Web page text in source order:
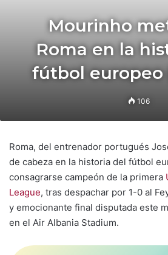
Mourinho
Roma en la
fútbol europeo
106
Roma, del entrenador portugués
de cabeza en la historia del fútbol
consagrarse campeón de la primera
League, tras despachar por 1-0 al
y emocionante final disputada este
en el Air Albania Stadium.